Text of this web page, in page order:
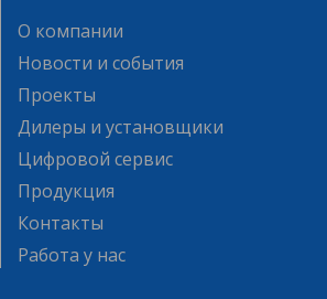
О компании
Новости и события
Проекты
Дилеры и установщики
Цифровой сервис
Продукция
Контакты
Работа у нас